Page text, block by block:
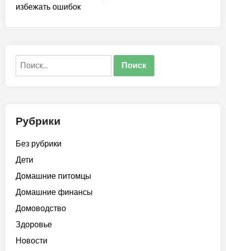
избежать ошибок
Найти:
Рубрики
Без рубрики
Дети
Домашние питомцы
Домашние финансы
Домоводство
Здоровье
Новости